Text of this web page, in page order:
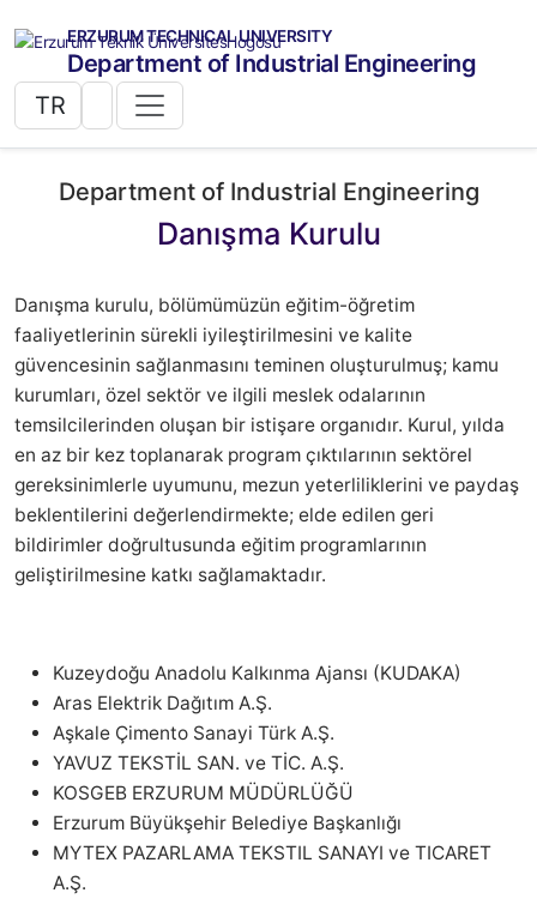
ERZURUM TECHNICAL UNIVERSITY
Department of Industrial Engineering
TR
Department of Industrial Engineering
Danışma Kurulu
Danışma kurulu, bölümümüzün eğitim-öğretim
faaliyetlerinin sürekli iyileştirilmesini ve kalite
güvencesinin sağlanmasını teminen oluşturulmuş; kamu
kurumları, özel sektör ve ilgili meslek odalarının
temsilcilerinden oluşan bir istişare organıdır. Kurul, yılda
en az bir kez toplanarak program çıktılarının sektörel
gereksinimlerle uyumunu, mezun yeterliliklerini ve paydaş
beklentilerini değerlendirmekte; elde edilen geri
bildirimler doğrultusunda eğitim programlarının
geliştirilmesine katkı sağlamaktadır.
Kuzeydoğu Anadolu Kalkınma Ajansı (KUDAKA)
Aras Elektrik Dağıtım A.Ş.
Aşkale Çimento Sanayi Türk A.Ş.
YAVUZ TEKSTİL SAN. ve TİC. A.Ş.
KOSGEB ERZURUM MÜDÜRLÜĞÜ
Erzurum Büyükşehir Belediye Başkanlığı
MYTEX PAZARLAMA TEKSTIL SANAYI ve TICARET
A.Ş.